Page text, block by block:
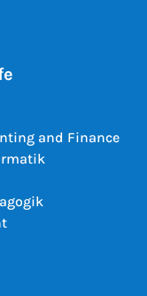
and Finance